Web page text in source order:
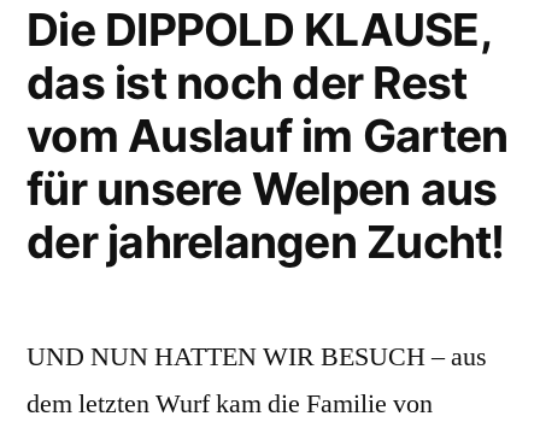
Die DIPPOLD KLAUSE,
das ist noch der Rest
vom Auslauf im Garten
für unsere Welpen aus
der jahrelangen Zucht!
UND NUN HATTEN WIR BESUCH – aus
dem letzten Wurf kam die Familie von